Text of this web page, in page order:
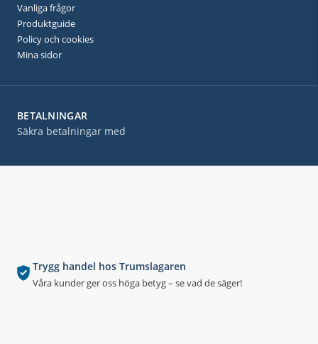
Trygg handel hos Trumslagaren
Våra kunder ger oss höga betyg – se vad de säger!
BETALNINGAR
Säkra betalningar med
Vanliga frågor
Produktguide
Policy och cookies
Mina sidor